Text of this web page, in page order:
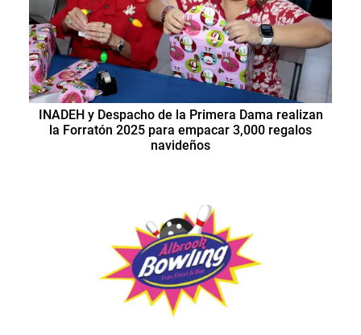
INADEH y Despacho de la Primera Dama realizan
la Forratón 2025 para empacar 3,000 regalos
navideños